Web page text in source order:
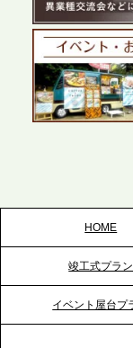
テーブル、千
ントから主要
かしたスムー
2026.5.22
2026.5.20
プレスリリ
HOME
竣工式プラン
イベント屋台プ